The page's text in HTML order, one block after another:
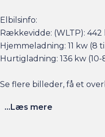
Elbilsinfo:
Rækkevidde: (WLTP): 442
Hjemmeladning: 11 kw (8
Hurtigladning: 136 kw (10-
Se flere billeder, få et
Husk at booke en
...Læs mere